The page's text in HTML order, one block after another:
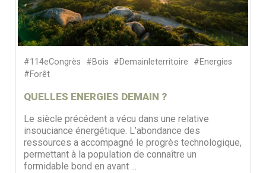
#114eCongrès #Bois #Demainleterritoire
#Energies
#Forêt
QUELLES ENERGIES DEMAIN ?
Le siècle précédent a vécu dans une relative
insouciance énergétique. L’abondance des
ressources a accompagné le progrès technologique,
permettant à la population de connaître un
formidable bond en avant ...